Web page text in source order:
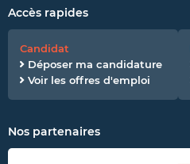
Accès rapides
Candidat
Déposer ma candidature
Voir les offres d'emploi
Nos partenaires